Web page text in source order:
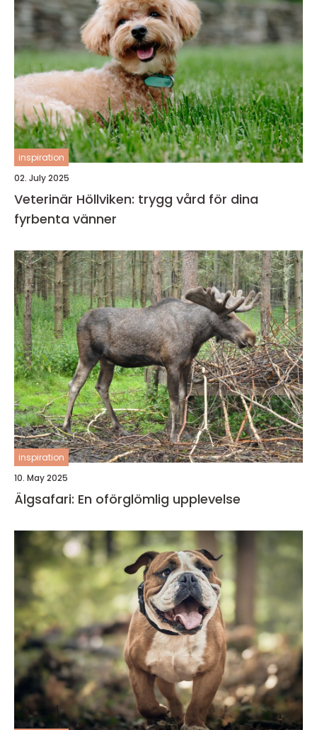
inspiration
02. July 2025
Veterinär Höllviken: trygg vård för dina
fyrbenta vänner
inspiration
10. May 2025
Älgsafari: En oförglömlig upplevelse